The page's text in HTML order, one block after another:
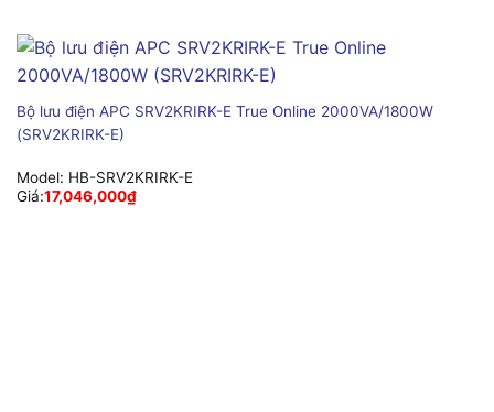
Bộ lưu điện APC SRV2KRIRK-E True Online 2000VA/1800W
(SRV2KRIRK-E)
Model: HB-SRV2KRIRK-E
Giá:17,046,000₫